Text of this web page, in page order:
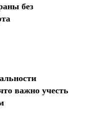
без
важно учесть